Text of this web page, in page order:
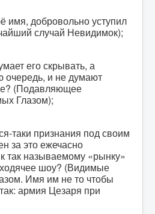
имя, добровольно уступил
случай Невидимок);
его скрывать, а
и не думают
(Подавляющее
Глазом);
таки признания под своим
за это ежечасно
так называемому «рынку»
шоу? (Видимые
Имя им не то чтобы
армия Цезаря при